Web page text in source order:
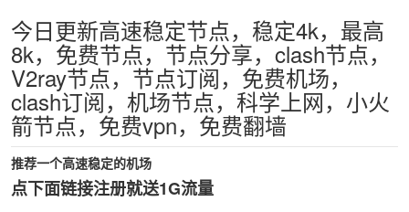
今日更新高速稳定节点，稳定4k，最高
8k，免费节点，节点分享，clash节点，
V2ray节点，节点订阅，免费机场，
clash订阅，机场节点，科学上网，小火
箭节点，免费vpn，免费翻墙
推荐一个高速稳定的机场
点下面链接注册就送1G流量